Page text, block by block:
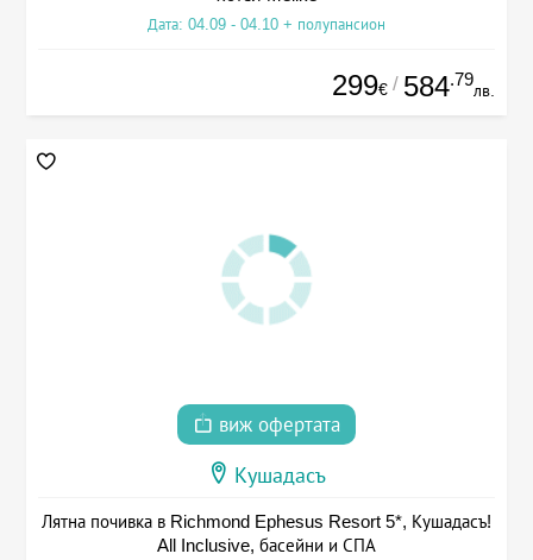
Дата: 04.09 - 04.10 + полупансион
299€ / 584.79
лв.
виж офертата
Кушадасъ
Лятна почивка в Richmond Ephesus Resort 5*, Кушадасъ!
All Inclusive, басейни и СПА